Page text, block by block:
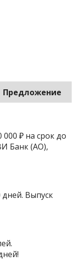
Предложение
000 ₽ на срок до
Банк (АО),
Выпуск